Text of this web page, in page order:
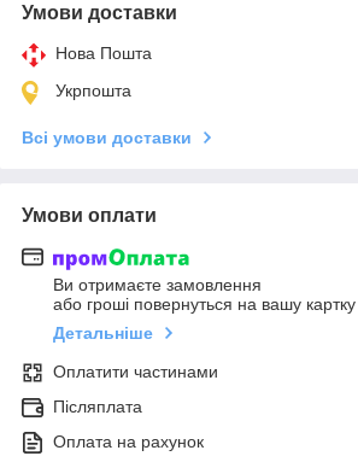
Умови доставки
Нова Пошта
Укрпошта
Всі умови доставки
Умови оплати
Ви отримаєте замовлення
або гроші повернуться на вашу картку
Детальніше
Оплатити частинами
Післяплата
Оплата на рахунок